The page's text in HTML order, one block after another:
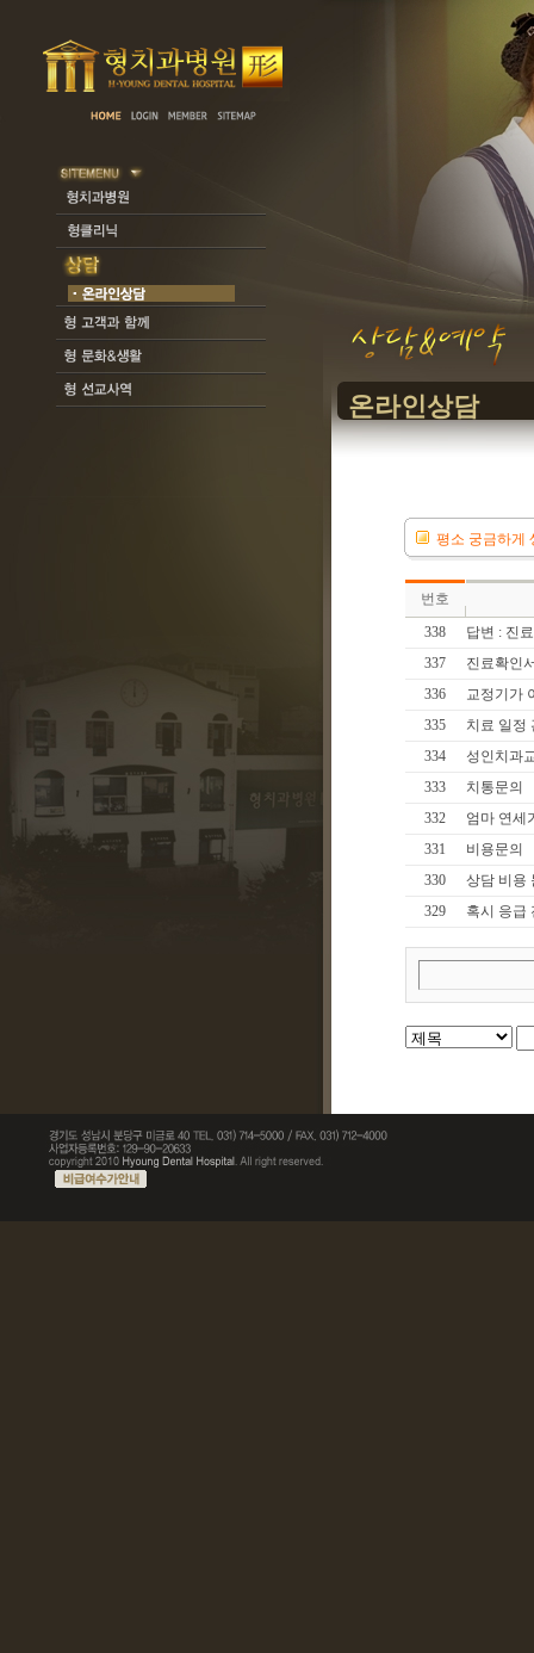
온라인상담
평소 궁금하게
번호
338
답변 : 진
337
진료확인
336
교정기가
335
치료 일정
334
성인치과
333
치통문의
332
엄마 연세
331
비용문의
330
상담 비용
329
혹시 응급